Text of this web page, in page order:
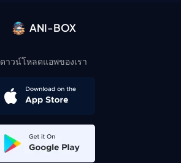
ANI-BOX
ดาวน์โหลดแอพของเรา